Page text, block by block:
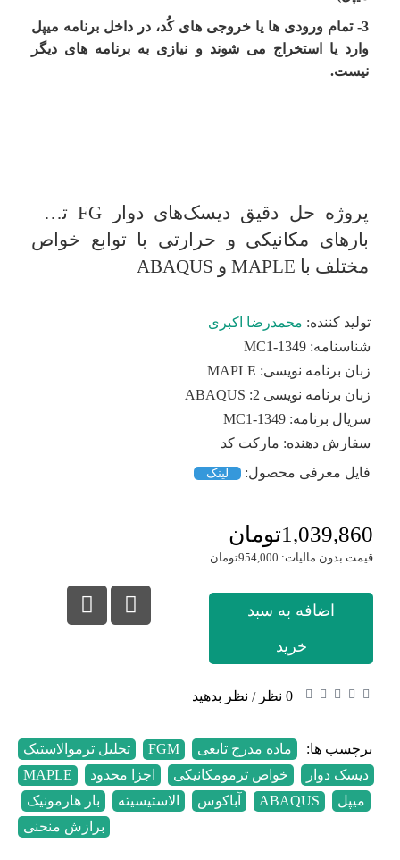
3- تمام ورودی ها یا خروجی های کُد، در داخل برنامه میپل
وارد یا استخراج می شوند و نیازی به برنامه های دیگر
نیست.
پروژه حل دقیق دیسک‌های دوار FG تحت
بارهای مکانیکی و حرارتی با توابع خواص
مختلف با MAPLE و ABAQUS
تولید کننده: محمدرضا اکبری
شناسنامه: MC1-1349
زبان برنامه نویسی: MAPLE
زبان برنامه نویسی 2:
ABAQUS
سریال برنامه: MC1-1349
سفارش دهنده: مارکت کد
فایل معرفی محصول:
لینک
1,039,860تومان
قیمت بدون مالیات: 954,000تومان
اضافه به سبد
خرید
0 نظر / نظر بدهید
برچسب ها: ماده مدرج تابعی FGM
تحلیل ترموالاستیک
دیسک دوار خواص ترمومکانیکی اجزا محدود
MAPLE
میپل ABAQUS آباکوس الاستیسیته بار هارمونیک
برازش منحنی